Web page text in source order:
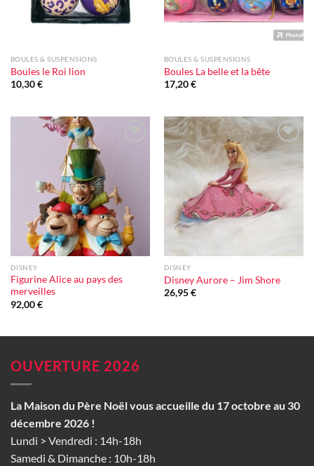
BOULES & SUSPENSIONS
Boules le Roi lion
10,30€
BOULES & SUSPENSIONS
Boules La belle et la bête
17,20€
DISNEY
Figurine Alice au pays des
merveilles
92,00€
Ajouter
à la liste
DISNEY
Disney Aurore – Jim Shore
26,95€
OUVERTURE 2026
La Maison du Père Noël vous accueille du 17 octobre au 30
décembre 2026 !
Lundi > Vendredi : 14h-18h
Samedi & Dimanche : 10h-18h